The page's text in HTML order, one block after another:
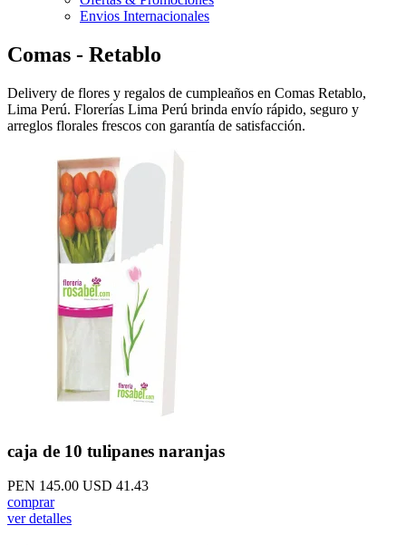
Envios Internacionales
Comas - Retablo
Delivery de flores y regalos de cumpleaños en Comas Retablo,
Lima Perú. Florerías Lima Perú brinda envío rápido, seguro y
arreglos florales frescos con garantía de satisfacción.
caja de 10 tulipanes naranjas
PEN 145.00 USD 41.43
comprar
ver detalles